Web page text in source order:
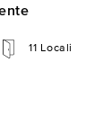
11 Locali